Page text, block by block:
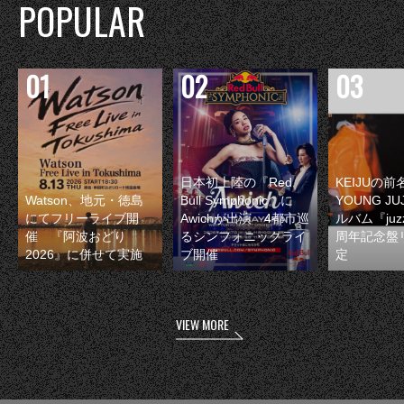
POPULAR
Watson、地元・徳島
にてフリーライブ開
催 『阿波おどり
2026』に併せて実施
日本初上陸の『Red
Bull Symphonic』に
Awichが出演 4都市巡
るシンフォニックライ
ブ開催
KEIJUの前
YOUNG
ルバム『
周年記念盤
定
VIEW MORE